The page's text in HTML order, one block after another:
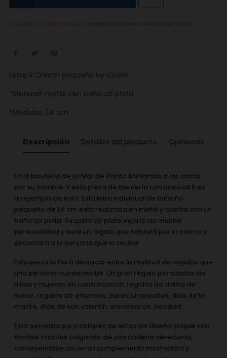
ÚLTIMAS UNIDADES EN STOCK
Letra R Charm pequeña by Ciclón
*Material: metal con baño de plata
*Medidas: 1,4 cm
Descripción Detalles del producto Opiniones
En la bisutería de La Mar de Bonita llamamos a las cosas
por su nombre. Y esta pieza de bisutería con la inicial R es
un ejemplo de esto. Esta letra individual de tamaño
pequeño de 1,4 cm está realizada en metal y cuenta con un
baño de plata. Su estilo de plata vieja le da mucha
personalidad y será un regalo que hablará por sí mismo y
encantará a la persona que lo reciba.
Esta pieza te hará destacar entre la multitud de regalos que
una persona pueda recibir. Un gran regalo para todas las
niñas y mujeres en cada ocasión: regalos de dama de
honor, regalos de empresa, para cumpleaños, días de la
madre, días de san valentín, aniversarios, navidad...
Está pensada para collares de letras de diseño simple con
bonitas iniciales colgando de una cadena veneciana,
convirtiéndose así en un complemento minimalista y